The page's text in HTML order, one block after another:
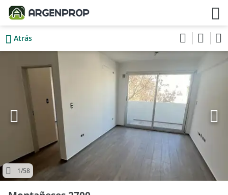
Atrás
1/58